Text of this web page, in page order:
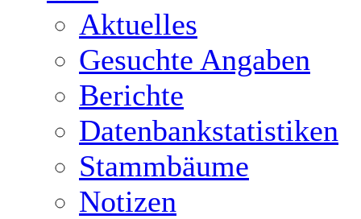
Aktuelles
Gesuchte Angaben
Berichte
Datenbankstatistiken
Stammbäume
Notizen